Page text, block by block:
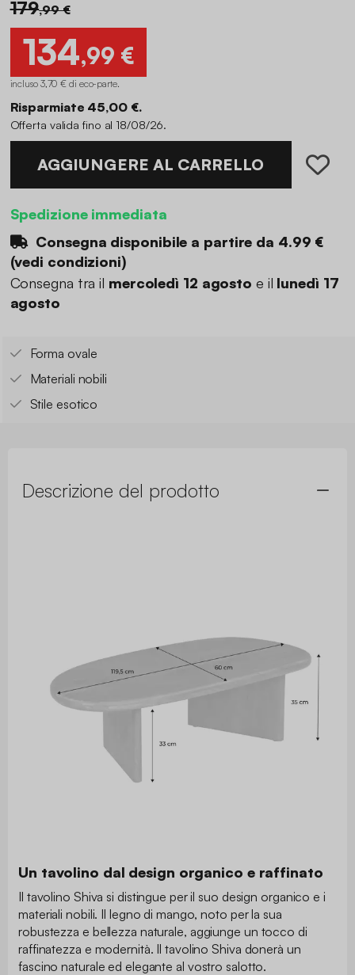
179,99 €
134,99 €
incluso 3,70 € di eco-parte.
Risparmiate 45,00 €.
Offerta valida fino al 18/08/26.
AGGIUNGERE AL CARRELLO
Spedizione immediata
Consegna disponibile a partire da 4.99 €
(vedi condizioni)
Consegna tra il mercoledì 12 agosto e il lunedì 17
agosto
Forma ovale
Materiali nobili
Stile esotico
Descrizione del prodotto
Un tavolino dal design organico e raffinato
Il tavolino Shiva si distingue per il suo design organico e i
materiali nobili. Il legno di mango, noto per la sua
robustezza e bellezza naturale, aggiunge un tocco di
raffinatezza e modernità. Il tavolino Shiva donerà un
fascino naturale ed elegante al vostro salotto.